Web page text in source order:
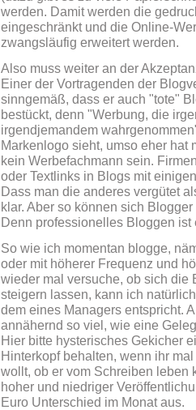
werden. Damit werden die
eingeschränkt und die Online-
zwangsläufig erweitert werden.
Also muss weiter an der
Einer der Vortragenden der
sinngemäß, dass er auch "tote"
bestückt, denn "Werbung, die
irgendjemandem
Markenlogo sieht, umso eher hat
kein Werbefachmann sein.
oder Textlinks in Blogs mit
Dass man die anderes vergütet
klar. Aber so können sich
Denn professionelles Bloggen ist
So wie ich momentan blogge,
oder mit höherer Frequenz und
wieder mal versuche, ob sich die
steigern lassen, kann ich
dem eines Managers entspricht.
annähernd so viel, wie eine
Hier bitte hysterisches Gekicher
Hinterkopf behalten, wenn ihr
wollt, ob er vom Schreiben leben
hoher und niedriger
Euro Unterschied im Monat aus.